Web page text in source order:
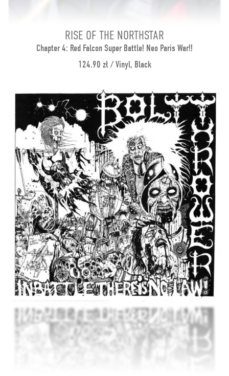
RISE OF THE NORTHSTAR
Chapter 4: Red Falcon Super Battle! Neo Paris War!!
124.90 zł / Vinyl, Black